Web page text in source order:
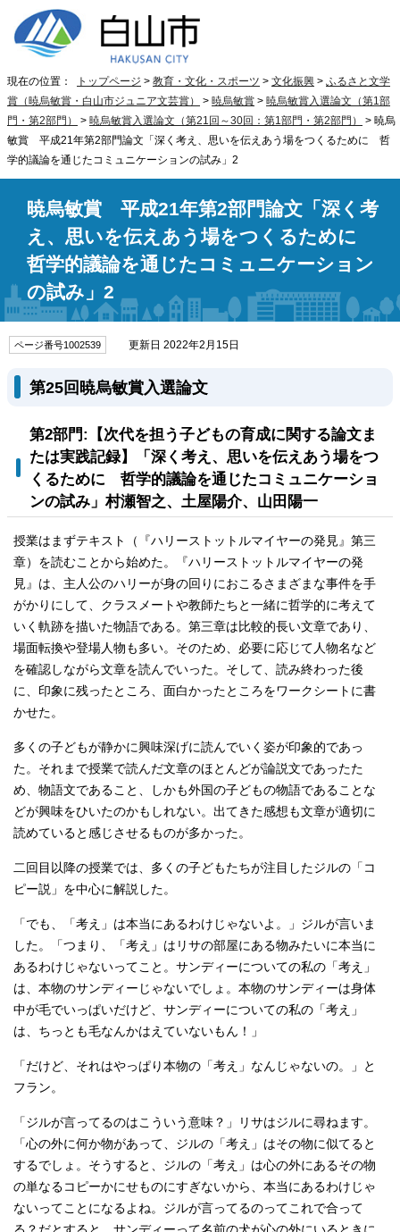
現在の位置： トップページ > 教育・文化・スポーツ > 文化振興 > ふるさと文学
賞（暁烏敏賞・白山市ジュニア文芸賞）
> 暁烏敏賞 > 暁烏敏賞入選論文（第1部
門・第2部門）
> 暁烏敏賞入選論文（第21回～30回：第1部門・第2部門）
> 暁烏
敏賞 平成21年第2部門論文「深く考え、思いを伝えあう場をつくるために 哲
学的議論を通じたコミュニケーションの試み」2
暁烏敏賞 平成21年第2部門論文「深く考
え、思いを伝えあう場をつくるために
哲学的議論を通じたコミュニケーション
の試み」2
ページ番号1002539 更新日 2022年2月15日
第25回暁烏敏賞入選論文
第2部門:【次代を担う子どもの育成に関する論文ま
たは実践記録】「深く考え、思いを伝えあう場をつ
くるために 哲学的議論を通じたコミュニケーショ
ンの試み」村瀬智之、土屋陽介、山田陽一
授業はまずテキスト（『ハリーストットルマイヤーの発見』第三
章）を読むことから始めた。『ハリーストットルマイヤーの発
見』は、主人公のハリーが身の回りにおこるさまざまな事件を手
がかりにして、クラスメートや教師たちと一緒に哲学的に考えて
いく軌跡を描いた物語である。第三章は比較的長い文章であり、
場面転換や登場人物も多い。そのため、必要に応じて人物名など
を確認しながら文章を読んでいった。そして、読み終わった後
に、印象に残ったところ、面白かったところをワークシートに書
かせた。
多くの子どもが静かに興味深げに読んでいく姿が印象的であっ
た。それまで授業で読んだ文章のほとんどが論説文であったた
め、物語文であること、しかも外国の子どもの物語であることな
どが興味をひいたのかもしれない。出てきた感想も文章が適切に
読めていると感じさせるものが多かった。
二回目以降の授業では、多くの子どもたちが注目したジルの「コ
ピー説」を中心に解説した。
「でも、「考え」は本当にあるわけじゃないよ。」ジルが言いま
した。「つまり、「考え」はリサの部屋にある物みたいに本当に
あるわけじゃないってこと。サンディーについての私の「考え」
は、本物のサンディーじゃないでしょ。本物のサンディーは身体
中が毛でいっぱいだけど、サンディーについての私の「考え」
は、ちっとも毛なんかはえていないもん！」
「だけど、それはやっぱり本物の「考え」なんじゃないの。」と
フラン。
「ジルが言ってるのはこういう意味？」リサはジルに尋ねます。
「心の外に何か物があって、ジルの「考え」はその物に似てると
するでしょ。そうすると、ジルの「考え」は心の外にあるその物
の単なるコピーかにせものにすぎないから、本当にあるわけじゃ
ないってことになるよね。ジルが言ってるのってこれで合って